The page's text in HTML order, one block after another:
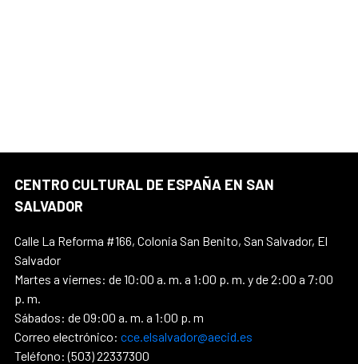
CENTRO CULTURAL DE ESPAÑA EN SAN
SALVADOR
Calle La Reforma #166, Colonia San Benito, San Salvador, El
Salvador
Martes a viernes: de 10:00 a. m. a 1:00 p. m. y de 2:00 a 7:00
p. m.
Sábados: de 09:00 a. m. a 1:00 p. m
Correo electrónico: cce.elsalvador@aecid.es
Teléfono: (503) 22337300